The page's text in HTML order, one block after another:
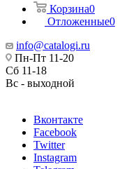
Корзина0
Отложенные0
info@catalogi.ru
Пн-Пт 11-20
Сб 11-18
Вс - выходной
Вконтакте
Facebook
Twitter
Instagram